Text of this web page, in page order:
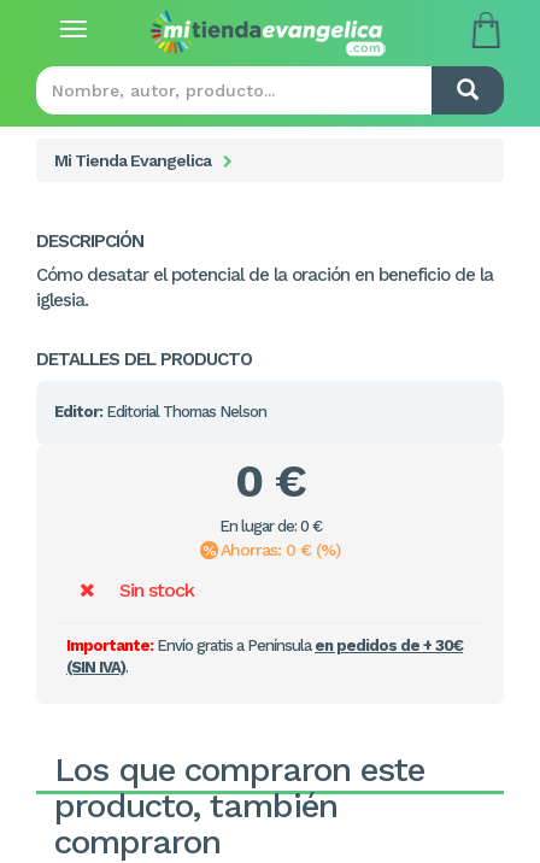
Toggle
Mi Tienda Evangelica
DESCRIPCIÓN
Cómo desatar el potencial de la oración en beneficio de la
iglesia.
DETALLES DEL PRODUCTO
Editor: Editorial Thomas Nelson
0 €
En lugar de: 0 €
Ahorras: 0 € (%)
Sin stock
Importante:Envío gratis a Península en pedidos de + 30€
(SIN IVA).
Los que compraron este
producto, también
compraron